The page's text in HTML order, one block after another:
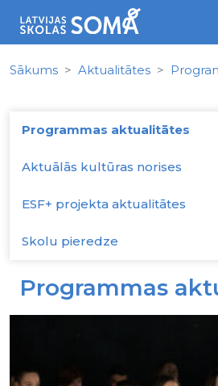
Sākums Aktualitātes
Programmas aktualitātes
Aktuālās kultūras norises
ESF+ projekta aktualitātes
Skolu pieredze
Programmas